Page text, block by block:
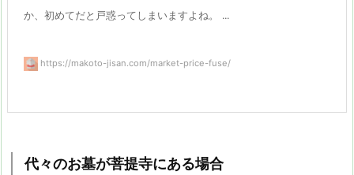
か、初めてだと戸惑ってしまいますよね。 ...
https://makoto-jisan.com/market-price-fuse/
代々のお墓が菩提寺にある場合